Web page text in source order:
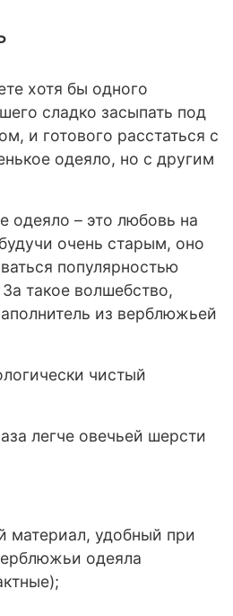
хотя бы одного
сладко засыпать под
и готового расстаться с
одеяло, но с другим
одеяло – это любовь на
очень старым, оно
популярностью
такое волшебство,
из верблюжьей
чистый
легче овечьей шерсти
материал, удобный при
одеяла